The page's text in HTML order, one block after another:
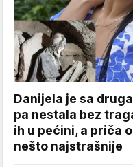
Danijela je sa
pa nestala bez
ih u pećini, a priča
nešto najstrašnije